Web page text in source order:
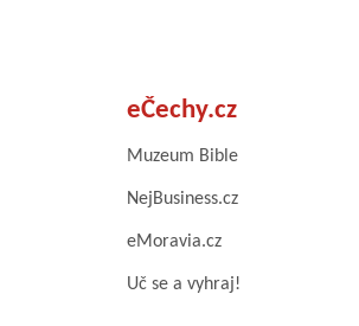
eČechy.cz
Muzeum Bible
NejBusiness.cz
eMoravia.cz
Uč se a vyhraj!